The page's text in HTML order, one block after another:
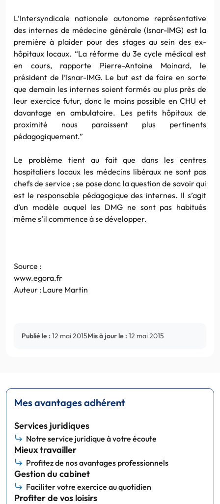
L’Intersyndicale nationale autonome représentative
des internes de médecine générale (Isnar-IMG) est la
première à plaider pour des stages au sein des ex-
hôpitaux locaux. “La réforme du 3e cycle médical est
en cours, rapporte Pierre-Antoine Moinard, le
président de l’Isnar-IMG. Le but est de faire en sorte
que demain les internes soient formés au plus près de
leur exercice futur, donc le moins possible en CHU et
davantage en ambulatoire. Les petits hôpitaux de
proximité nous paraissent plus pertinents
pédagogiquement.”
Le problème tient au fait que dans les centres
hospitaliers locaux les médecins libéraux ne sont pas
chefs de service ; se pose donc la question de savoir qui
est le responsable pédagogique des internes. Il s’agit
d’un modèle auquel les DMG ne sont pas habitués
même s’il commence à se développer.
Source :
www.egora.fr
Auteur : Laure Martin
Publié le : 12 mai 2015Mis à jour le : 12 mai 2015
Mes avantages adhérent
Services juridiques
Notre service juridique à votre écoute
Mieux travailler
Profitez de nos avantages professionnels
Gestion du cabinet
Faciliter votre exercice au quotidien
Profiter de vos loisirs